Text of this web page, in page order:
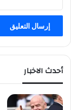
أحدث الاخبار